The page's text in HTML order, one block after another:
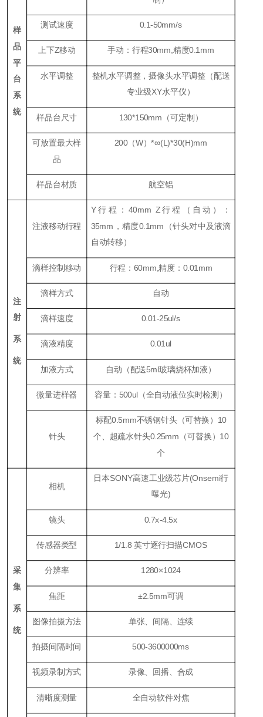
样
品
平
台
系
统
测试速度 0.1-50mm/s
上下Z移动 手动：行程30mm,精度0.1mm
水平调整
整机水平调整，摄像头水平调整（配送
专业级XY水平仪）
样品台尺寸 130*150mm（可定制）
可放置最大样
品
200（W）*∞(L)*30(H)mm
样品台材质 航空铝
注
射
系
统
注液移动行程
Y行程：40mm Z行程（ 自动 ）：
35mm，精度0.1mm（针头对中及液滴
自动转移）
滴样控制移动 行程：60mm,精度：0.01mm
滴样方式 自动
滴样速度 0.01-25ul/s
滴液精度 0.01ul
加液方式 自动（配送5ml玻璃烧杯加液）
微量进样器 容量：500ul（全自动液位实时检测）
针头
标配0.5mm不锈钢针头（可替换）10
个、超疏水针头0.25mm（可替换）10
个
采
集
系
统
相机
日本SONY高速工业级芯片(Onsemi行
曝光)
镜头 0.7x-4.5x
传感器类型 1/1.8 英寸逐行扫描CMOS
分辨率 1280×1024
焦距 ±2.5mm可调
图像拍摄方法 单张、间隔、连续
拍摄间隔时间 500-3600000ms
视频录制方式 录像、回播、合成
清晰度测量 全自动软件对焦